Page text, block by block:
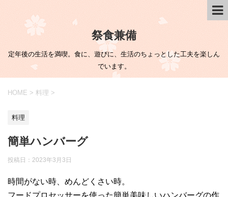
祭食兼備
定年後の生活を満喫。食に、遊びに、生活のちょっとした工夫を楽しん
でいます。
HOME > 料理 >
料理
簡単ハンバーグ
投稿日： 2023年3月3日
時間がない時、めんどくさい時。
フードプロセッサーを使った簡単美味しいハンバーグの作